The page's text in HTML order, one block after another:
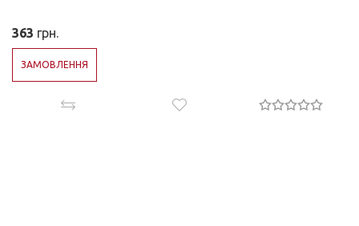
363 грн.
ЗАМОВЛЕННЯ